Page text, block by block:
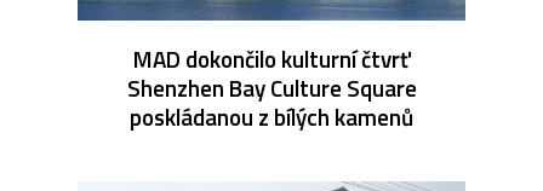
MAD dokončilo kulturní čtvrť
Shenzhen Bay Culture Square
poskládanou z bílých kamenů